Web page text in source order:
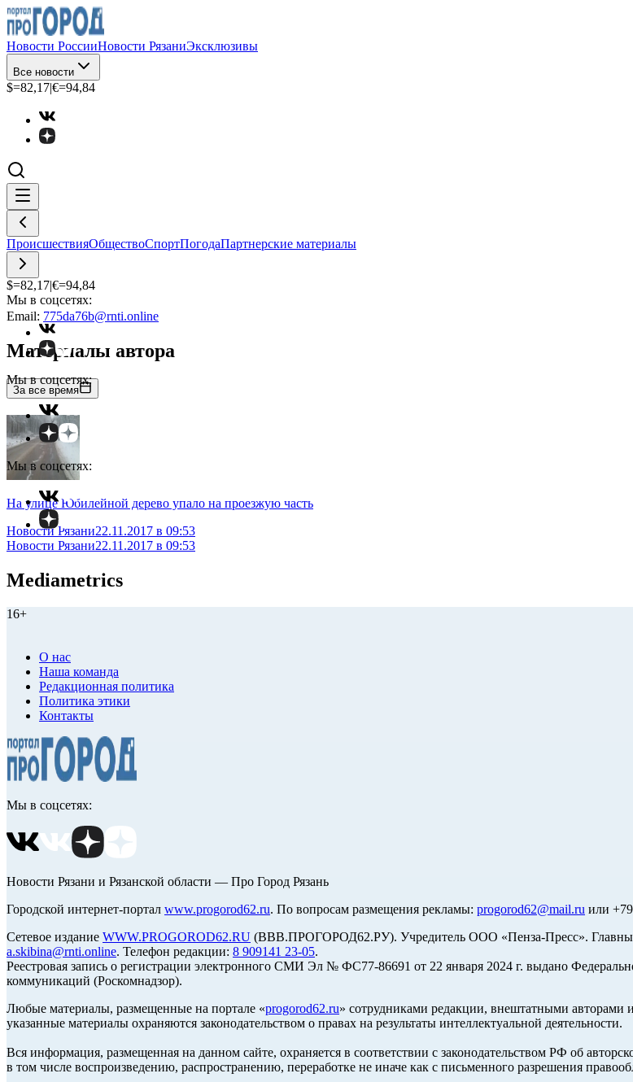
Новости РоссииНовости РязаниЭксклюзивы
Все новости
$=82,17|€=94,84
ПроисшествияОбществоСпортПогодаПартнерские материалы
$=82,17|€=94,84
Мы в соцсетях:
Мы в соцсетях:
Мы в соцсетях:
Email: 775da76b@rnti.online
Материалы автора
За все время
На улице Юбилейной дерево упало на проезжую часть
Новости Рязани22.11.2017 в 09:53
Новости Рязани22.11.2017 в 09:53
Mediametrics
16+
О нас
Наша команда
Редакционная политика
Политика этики
Контакты
Мы в соцсетях:
Новости Рязани и Рязанской области — Про Город Рязань
Городской интернет-портал www.progorod62.ru. По вопросам размещения рекламы: progorod62@mail.ru или
Сетевое издание WWW.PROGOROD62.RU (ВВВ.ПРОГОРОД62.РУ). Учредитель ООО «Пенза-Пресс».
a.skibina@rnti.online. Телефон редакции: 8 909141 23-05.
Реестровая запись о регистрации электронного СМИ Эл № ФС77-86691 от 22 января 2024 г. выдано
коммуникаций (Роскомнадзор).
Любые материалы, размещенные на портале «progorod62.ru» сотрудниками редакции, внештатными авторами
указанные материалы охраняются законодательством о правах на результаты интеллектуальной деятельности.
Вся информация, размещенная на данном сайте, охраняется в соответствии с законодательством РФ об
в том числе воспроизведению, распространению, переработке не иначе как с письменного разрешения